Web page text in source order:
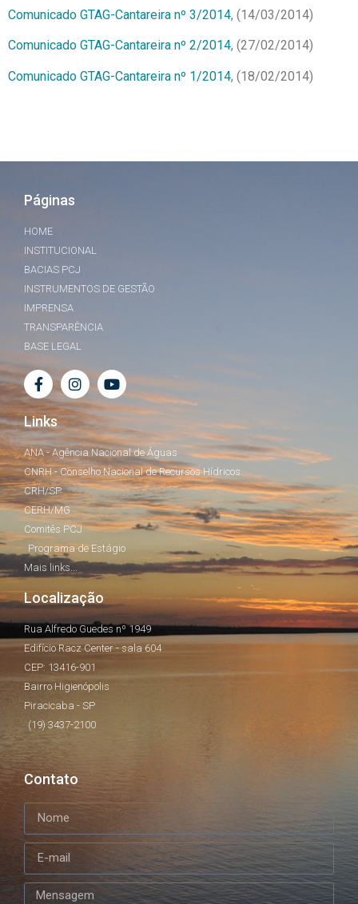
Comunicado GTAG-Cantareira nº 3/2014, (14/03/2014)
Comunicado GTAG-Cantareira nº 2/2014, (27/02/2014)
Comunicado GTAG-Cantareira nº 1/2014, (18/02/2014)
Páginas
HOME
INSTITUCIONAL
BACIAS PCJ
INSTRUMENTOS DE GESTÃO
IMPRENSA
TRANSPARÊNCIA
BASE LEGAL
Links
ANA - Agência Nacional de Águas
CNRH - Conselho Nacional de Recursos Hídricos
CRH/SP
CERH/MG
Comitês PCJ
Programa de Estágio
Mais links...
Localização
Rua Alfredo Guedes nº 1949
Edifício Racz Center - sala 604
CEP: 13416-901
Bairro Higienópolis
Piracicaba - SP
(19) 3437-2100
Contato